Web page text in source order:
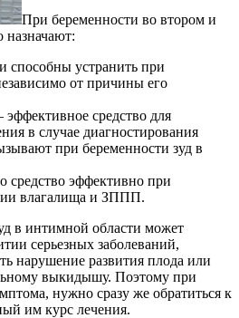
При беременности во втором и
назначают:
устранить при
от причины его
средство для
в случае диагностирования
при беременности зуд в
средство эффективно при
влагалища и ЗППП.
в интимной области может
серьезных заболеваний,
нарушение развития плода или
выкидышу. Поэтому при
нужно сразу же обратиться к
им курс лечения.